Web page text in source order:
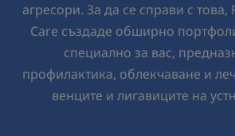
агресори. За да се справи с
Care създаде обширно
специално за вас,
профилактика, облекчаване и
венците и лигавиците на